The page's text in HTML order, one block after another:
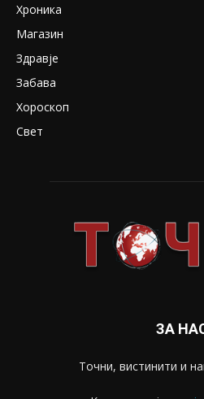
Хроника
Магазин
Здравје
Забава
Хороскоп
Свет
ЗА
Точни, вистинити и